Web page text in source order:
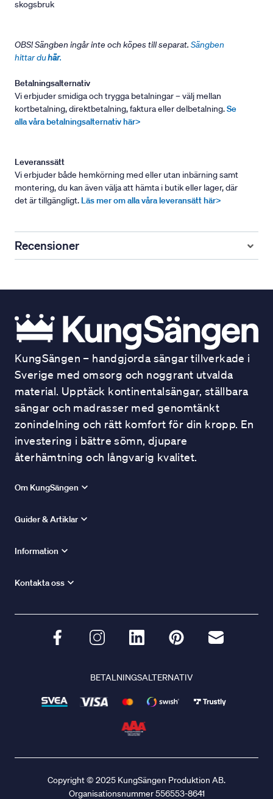
skogsbruk
OBS! Sängben ingår inte och köpes till separat. Sängben
hittar duhär.
Betalningsalternativ
Vi erbjuder smidiga och trygga betalningar – välj mellan
kortbetalning, direktbetalning, faktura eller delbetalning.Se
alla våra betalningsalternativ här>
Leveranssätt
Vi erbjuder både hemkörning med eller utan inbärning samt
montering, du kan även välja att hämta i butik eller lager, där
det är tillgängligt. Läs mer om alla våra leveransätt här>
Recensioner
KungSängen – handgjorda sängar tillverkade i
Sverige med omsorg och noggrant utvalda
material. Upptäck kontinentalsängar, ställbara
sängar och madrasser med genomtänkt
zonindelning och rätt komfort för din kropp. En
investering i bättre sömn, djupare
återhämtning och långvarig kvalitet.
Om KungSängen
Guider & Artiklar
Information
Kontakta oss
BETALNINGSALTERNATIV
Copyright © 2025 KungSängen Produktion AB.
Organisationsnummer 556553-8641